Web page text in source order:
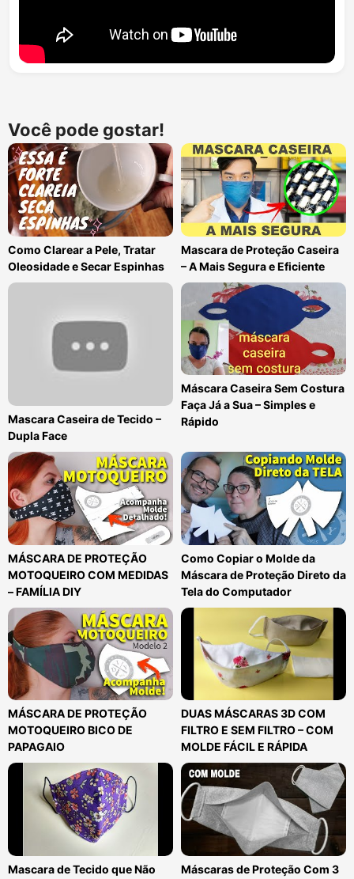
Você pode gostar!
Como Clarear a Pele, Tratar
Oleosidade e Secar Espinhas
Mascara de Proteção Caseira
– A Mais Segura e Eficiente
Mascara Caseira de Tecido –
Dupla Face
Máscara Caseira Sem Costura
Faça Já a Sua – Simples e
Rápido
MÁSCARA DE PROTEÇÃO
MOTOQUEIRO COM MEDIDAS
– FAMÍLIA DIY
Como Copiar o Molde da
Máscara de Proteção Direto da
Tela do Computador
MÁSCARA DE PROTEÇÃO
MOTOQUEIRO BICO DE
PAPAGAIO
DUAS MÁSCARAS 3D COM
FILTRO E SEM FILTRO – COM
MOLDE FÁCIL E RÁPIDA
Mascara de Tecido que Não Máscaras de Proteção Com 3